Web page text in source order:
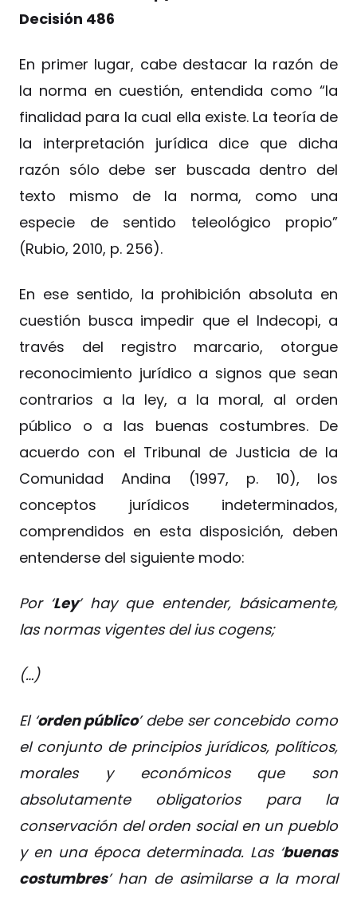
Decisión 486
En primer lugar, cabe destacar la razón de
la norma en cuestión, entendida como “la
finalidad para la cual ella existe. La teoría de
la interpretación jurídica dice que dicha
razón sólo debe ser buscada dentro del
texto mismo de la norma, como una
especie de sentido teleológico propio”
(Rubio, 2010, p. 256).
En ese sentido, la prohibición absoluta en
cuestión busca impedir que el Indecopi, a
través del registro marcario, otorgue
reconocimiento jurídico a signos que sean
contrarios a la ley, a la moral, al orden
público o a las buenas costumbres. De
acuerdo con el Tribunal de Justicia de la
Comunidad Andina (1997, p. 10), los
conceptos jurídicos indeterminados,
comprendidos en esta disposición, deben
entenderse del siguiente modo:
Por ‘Ley’ hay que entender, básicamente,
las normas vigentes del ius cogens;
(…)
El ‘orden público’ debe ser concebido como
el conjunto de principios jurídicos, políticos,
morales y económicos que son
absolutamente obligatorios para la
conservación del orden social en un pueblo
y en una época determinada. Las ‘buenas
costumbres’ han de asimilarse a la moral